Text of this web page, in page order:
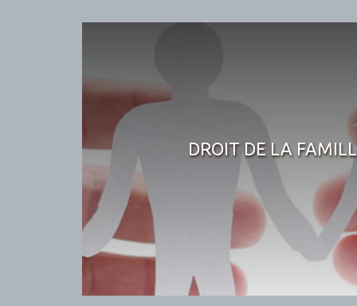
DROIT DE LA